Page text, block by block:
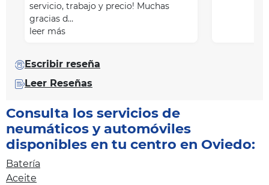
servicio, trabajo y precio! Muchas
gracias d…
leer más
Escribir reseña
Leer Reseñas
Consulta los servicios de
neumáticos y automóviles
disponibles en tu centro en Oviedo:
Batería
Aceite